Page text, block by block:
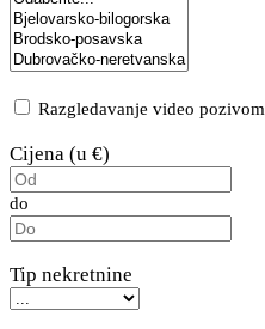
Razgledavanje video pozivom
Cijena (u €)
do
Tip nekretnine